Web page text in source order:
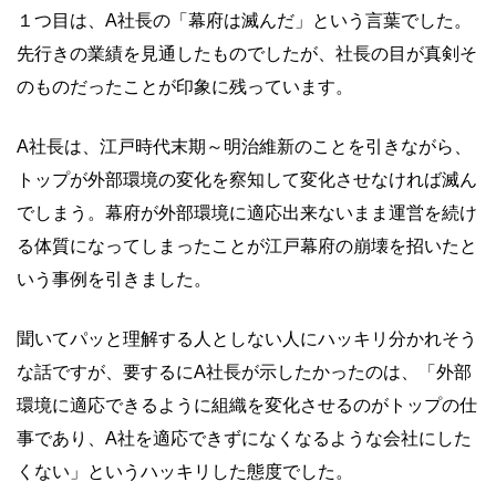
１つ目は、A社長の「幕府は滅んだ」という言葉でした。
先行きの業績を見通したものでしたが、社長の目が真剣そ
のものだったことが印象に残っています。
A社長は、江戸時代末期～明治維新のことを引きながら、
トップが外部環境の変化を察知して変化させなければ滅ん
でしまう。幕府が外部環境に適応出来ないまま運営を続け
る体質になってしまったことが江戸幕府の崩壊を招いたと
いう事例を引きました。
聞いてパッと理解する人としない人にハッキリ分かれそう
な話ですが、要するにA社長が示したかったのは、「外部
環境に適応できるように組織を変化させるのがトップの仕
事であり、A社を適応できずになくなるような会社にした
くない」というハッキリした態度でした。